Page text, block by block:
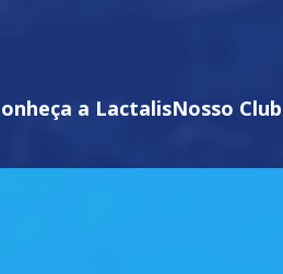
a LactalisNosso